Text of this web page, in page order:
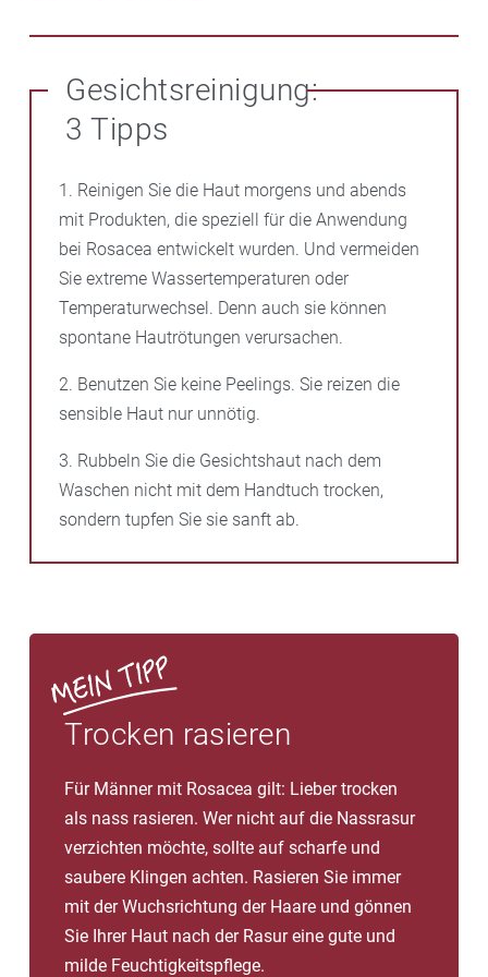
Gesicht auch grüne Farbpigmente zugesetzt, um die
es die Blutgefäße in der Haut. Das Serum wird unter
UV-Strahlung gehört zu den Faktoren, die Schübe
auch im Winter und im Frühjahr. Wichtig ist ein sehr
hoher Lichtschutzfaktor: im Sommer 50+, im Winter
Viele Kosmetikprodukte aus unserer Schloss-
Apotheke , die speziell für Rosacea entwickelt wurden,
enthalten schon in der Tagespflege einen hohen
Lichtschutzfaktor.
Konservierungsstoffe enthalten und nicht zu
reichhaltig sein.
Gesichtsreinigung:
3 Tipps
1. Reinigen Sie die Haut morgens und abends
mit Produkten, die speziell für die Anwendung
bei Rosacea entwickelt wurden. Und vermeiden
Sie extreme Wassertemperaturen oder
Temperaturwechsel. Denn auch sie können
spontane Hautrötungen verursachen.
2. Benutzen Sie keine Peelings. Sie reizen die
sensible Haut nur unnötig.
3. Rubbeln Sie die Gesichtshaut nach dem
Waschen nicht mit dem Handtuch trocken,
sondern tupfen Sie sie sanft ab.
Trocken rasieren
Für Männer mit Rosacea gilt: Lieber trocken
als nass rasieren. Wer nicht auf die Nassrasur
verzichten möchte, sollte auf scharfe und
saubere Klingen achten. Rasieren Sie immer
mit der Wuchsrichtung der Haare und gönnen
Sie Ihrer Haut nach der Rasur eine gute und
milde Feuchtigkeitspflege.